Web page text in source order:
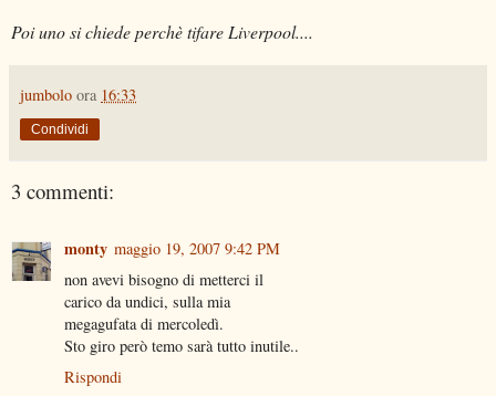
Poi uno si chiede perchè tifare Liverpool....
jumbolo ora 16:33
Condividi
3 commenti:
monty maggio 19, 2007 9:42 PM
non avevi bisogno di metterci il
carico da undici, sulla mia
megagufata di mercoledì.
Sto giro però temo sarà tutto inutile..
Rispondi